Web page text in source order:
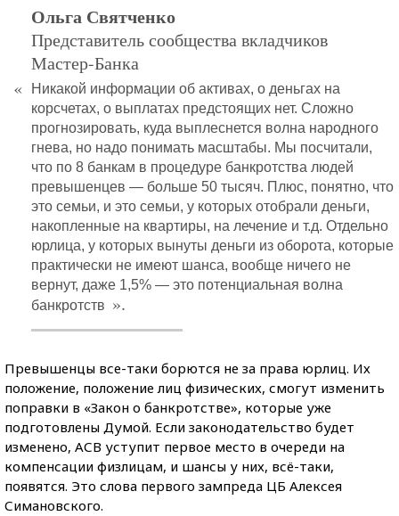
Ольга Святченко
Представитель сообщества вкладчиков
Мастер-Банка
«
Никакой информации об активах, о деньгах на
корсчетах, о выплатах предстоящих нет. Сложно
прогнозировать, куда выплеснется волна народного
гнева, но надо понимать масштабы. Мы посчитали,
что по 8 банкам в процедуре банкротства людей
превышенцев — больше 50 тысяч. Плюс, понятно, что
это семьи, и это семьи, у которых отобрали деньги,
накопленные на квартиры, на лечение и т.д. Отдельно
юрлица, у которых вынуты деньги из оборота, которые
практически не имеют шанса, вообще ничего не
вернут, даже 1,5% — это потенциальная волна
банкротств ».
Превышенцы все-таки борются не за права юрлиц. Их
положение, положение лиц физических, смогут изменить
поправки в «Закон о банкротстве», которые уже
подготовлены Думой. Если законодательство будет
изменено, АСВ уступит первое место в очереди на
компенсации физлицам, и шансы у них, всё-таки,
появятся. Это слова первого зампреда ЦБ Алексея
Симановского.